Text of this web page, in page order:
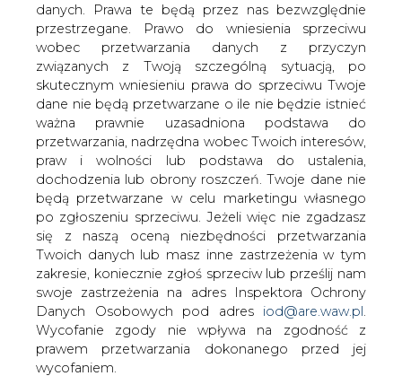
danych. Prawa te będą przez nas bezwzględnie
przestrzegane. Prawo do wniesienia sprzeciwu
wobec przetwarzania danych z przyczyn
związanych z Twoją szczególną sytuacją, po
skutecznym wniesieniu prawa do sprzeciwu Twoje
dane nie będą przetwarzane o ile nie będzie istnieć
ważna prawnie uzasadniona podstawa do
przetwarzania, nadrzędna wobec Twoich interesów,
praw i wolności lub podstawa do ustalenia,
dochodzenia lub obrony roszczeń. Twoje dane nie
będą przetwarzane w celu marketingu własnego
po zgłoszeniu sprzeciwu. Jeżeli więc nie zgadzasz
się z naszą oceną niezbędności przetwarzania
Twoich danych lub masz inne zastrzeżenia w tym
zakresie, koniecznie zgłoś sprzeciw lub prześlij nam
swoje zastrzeżenia na adres Inspektora Ochrony
Danych Osobowych pod adres iod@are.waw.pl
Wycofanie zgody nie wpływa na zgodność z
prawem przetwarzania dokonanego przed jej
wycofaniem.
Austriacki koncern naftowo-gazowy
OMV zaprzecza doniesieniom
prasowym, jakoby miał w piątek złożyć
formalną ofertę przejęcia węgierskiego
koncernu MOL &#8211; poinformowała
TV Biznes powołując się na wypowiedź
rzeczniczki OMV Bettiny Gneisz-Al-Ani.
"Jest absolutnie pewne, że nie złożymy dziś oferty na
MOL, można to wykluczyć" – powiedziała Gnejsz-Al-Ani
cytowana przez państwową agencję MTI. "Jesteśmy
jednak wciąż otwarci na rozmowy z MOL-em".
Węgierski dziennik Nepszabadsag napisał w piątek
cytując anonimowe źródła, że OMV ogłosi wezwanie na
akcje MOL w piątek po cenie "wyższej niż obecna cena
rynkowa".
OMV obecnie posiada 18,6% akcji MOL po
podwyższeniu udziału z 10% w czerwcu.